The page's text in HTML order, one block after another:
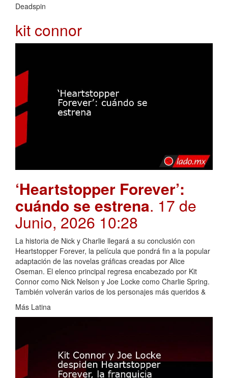
Deadspin
kit connor
‘Heartstopper Forever’:
cuándo se estrena. 17 de
Junio, 2026 10:28
La historia de Nick y Charlie llegará a su conclusión con
Heartstopper Forever, la película que pondrá fin a la popular
adaptación de las novelas gráficas creadas por Alice
Oseman. El elenco principal regresa encabezado por Kit
Connor como Nick Nelson y Joe Locke como Charlie Spring.
También volverán varios de los personajes más queridos &
Más Latina